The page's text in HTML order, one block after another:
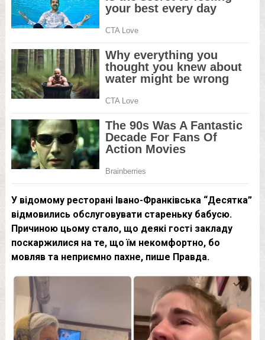
У відомому ресторані Івано-Франківська “Десятка”
відмовились обслуговувати стареньку бабусю.
Причиною цьому стало, що деякі гості закладу
поскаржилися на те, що їм некомфортно, бо
мовляв та неприємно пахне, пише Правда.